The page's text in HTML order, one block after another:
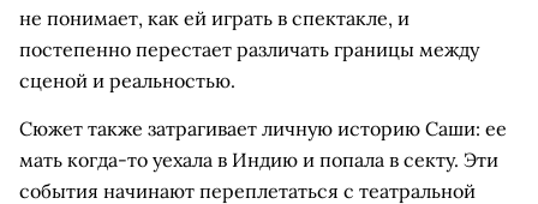
не понимает, как ей играть в спектакле, и
постепенно перестает различать границы между
сценой и реальностью.
Сюжет также затрагивает личную историю Саши: ее
мать когда-то уехала в Индию и попала в секту. Эти
события начинают переплетаться с театральной